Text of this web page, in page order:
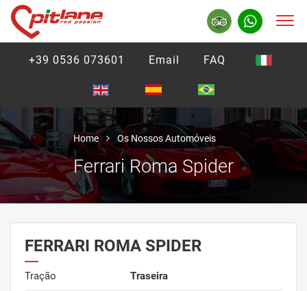
+39 0536 073601 Email FAQ
Home Os Nossos Automóveis
Ferrari Roma Spider
FERRARI ROMA SPIDER
Tração Traseira